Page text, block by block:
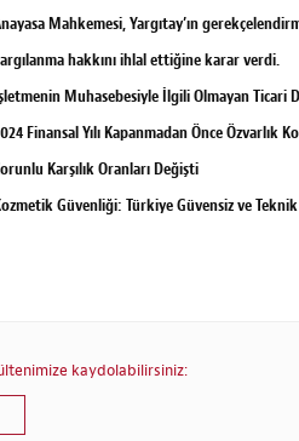
Mahkemesi, Yargıtay’ın
hakkını ihlal ettiğine karar verdi.
Muhasebesiyle İlgili Olmayan Ticari
Finansal Yılı Kapanmadan Önce Özvarlık
Karşılık Oranları Değişti
Güvenliği: Türkiye Güvensiz ve
kaydolabilirsiniz: